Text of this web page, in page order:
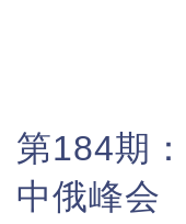
第184期：
中俄峰会